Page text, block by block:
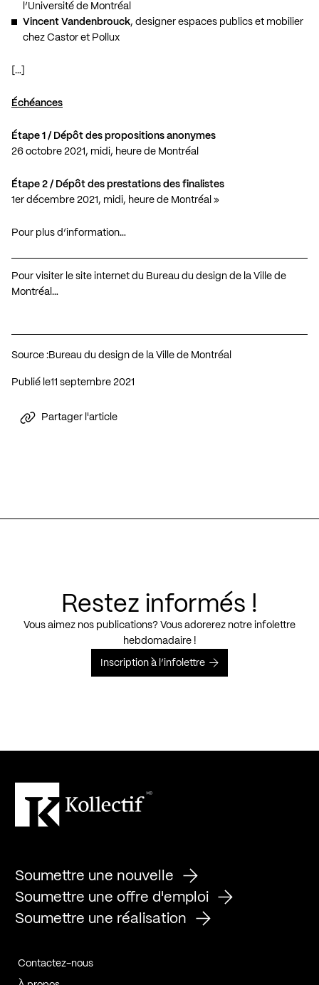
l’Université de Montréal
Vincent Vandenbrouck, designer espaces publics et mobilier
chez Castor et Pollux
[…]
Échéances
Étape 1 / Dépôt des propositions anonymes
26 octobre 2021, midi, heure de Montréal
Étape 2 / Dépôt des prestations des finalistes
1er décembre 2021, midi, heure de Montréal »
Pour plus d’information…
Pour visiter le site internet du Bureau du design de la Ville de
Montréal…
Source :Bureau du design de la Ville de Montréal
Publié le 11 septembre 2021
Partager l'article
Restez informés !
Vous aimez nos publications? Vous adorerez notre infolettre
hebdomadaire !
Inscription à l’infolettre
Soumettre une nouvelle
Soumettre une offre d'emploi
Soumettre une réalisation
Contactez-nous